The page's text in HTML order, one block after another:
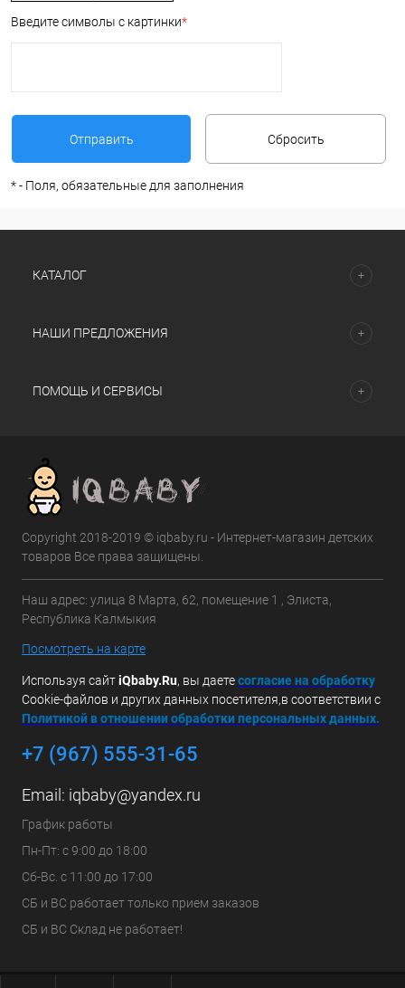
Введите символы с картинки*
*- Поля, обязательные для заполнения
КАТАЛОГ
НАШИ ПРЕДЛОЖЕНИЯ
ПОМОЩЬ И СЕРВИСЫ
Copyright 2018-2019 © iqbaby.ru - Интернет-магазин детских
товаров Все права защищены.
Наш адрес: улица 8 Марта, 62, помещение 1 , Элиста,
Республика Калмыкия
Посмотреть на карте
Используя сайтiQbaby.Ru, вы даетесогласие на обработку
Cookie-файлов и других данных посетителя,в соответствии с
Политикой в отношении обработки персональных данных.
+7 (967) 555-31-65
Email: iqbaby@yandex.ru
График работы
Пн-Пт: с 9:00 до 18:00
Сб-Вс. с 11:00 до 17:00
СБ и ВС работает только прием заказов
СБ и ВС Склад не работает!